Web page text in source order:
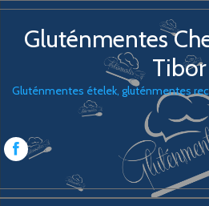
Gluténmentes
Tibor
Gluténmentes ételek, gluténmentes